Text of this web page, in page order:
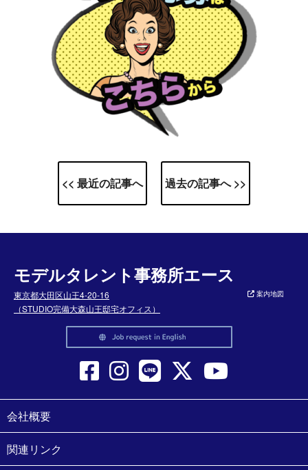
<< 最近の記事へ 過去の記事へ >>
モデルタレント事務所エース
東京都大田区山王4-20-16
（STUDIO完備大森山王邸宅オフィス）
案内地図
会社概要
関連リンク